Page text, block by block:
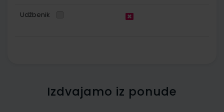
Udžbenik
Izdvajamo iz ponude